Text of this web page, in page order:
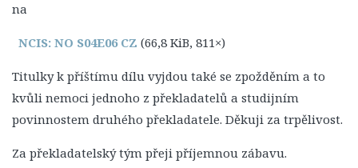
6. Série
7. Série
9. Série
na
NCIS: NO S04E06 CZ (66,8 KiB, 811×)
Titulky k příštímu dílu vyjdou také se zpožděním a to
kvůli nemoci jednoho z překladatelů a studijním
povinnostem druhého překladatele. Děkuji za trpělivost.
Za překladatelský tým přeji příjemnou zábavu.